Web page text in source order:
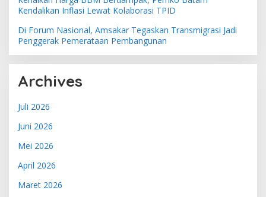
Kendalikan Inflasi Lewat Kolaborasi TPID
Di Forum Nasional, Amsakar Tegaskan Transmigrasi Jadi
Penggerak Pemerataan Pembangunan
Archives
Juli 2026
Juni 2026
Mei 2026
April 2026
Maret 2026